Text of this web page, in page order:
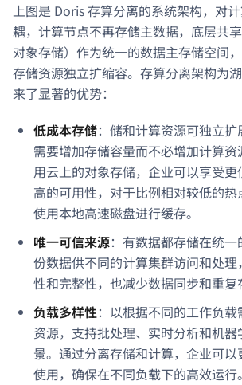
上图是 Doris 存算分离的系统架构，对
耦，计算节点不再存储主数据，底层共
对象存储）作为统一的数据主存储空间
存储资源独立扩缩容。存算分离架构为
来了显著的优势：
低成本存储：储和计算资源可独立
需要增加存储容量而不必增加计算
用云上的对象存储，企业可以享受
高的可用性，对于比例相对较低的
使用本地高速磁盘进行缓存。
唯一可信来源：有数据都存储在统
份数据供不同的计算集群访问和处
性和完整性，也减少数据同步和重复
负载多样性：以根据不同的工作负
资源，支持批处理、实时分析和机
景。通过分离存储和计算，企业可
使用，确保在不同负载下的高效运行。